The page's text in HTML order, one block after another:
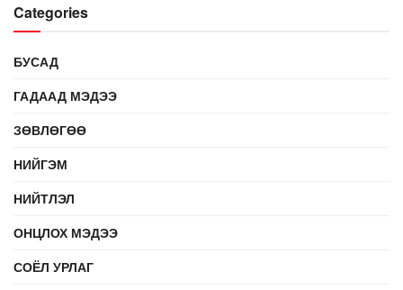
Categories
БУСАД
ГАДААД МЭДЭЭ
ЗӨВЛӨГӨӨ
НИЙГЭМ
НИЙТЛЭЛ
ОНЦЛОХ МЭДЭЭ
СОЁЛ УРЛАГ